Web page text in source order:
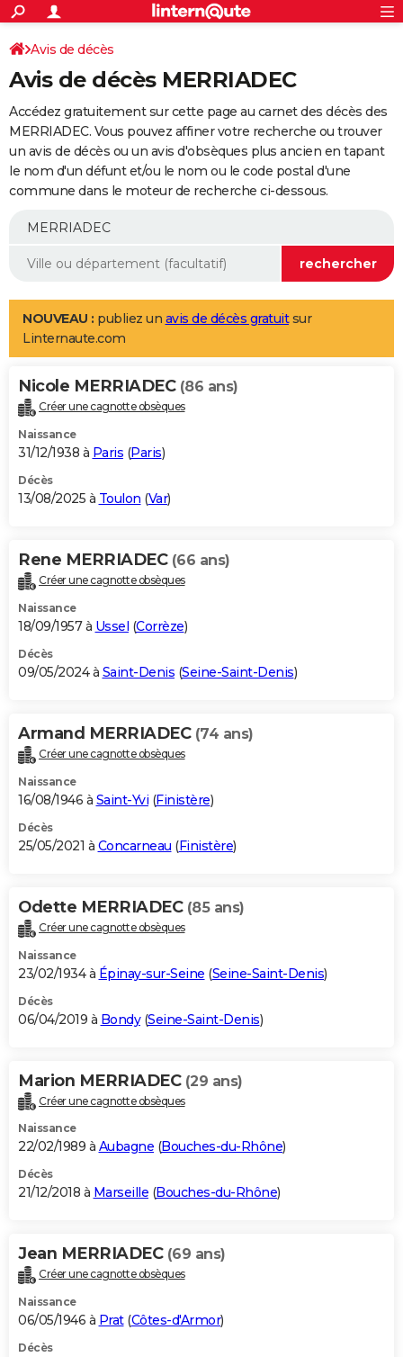
ACTUALITÉS
Politique
Société
Faits Divers
Education
Monde
Villes
+
SPORT
Coupe du monde 2026
Football
Tennis
Cyclisme
Rugby
Forum
Programme TV
TNT
Streaming
Cinéma
Sorties cinéma
Musique
+
FINANCE
Impôts
Immobilier
Risques naturels par ville
Banque
Assurance
Crédit
AUTO
Essais
Réserver un essai
Citadines
Berlines
SUV
Forum auto
+
Mobiles
Meilleur smartphone
Internet
Ordinateurs
Jeux vidéo
Guide high-tech
Aménagement intérieur
LIFESTYLE
Art de vivre
Bien-être
Loisirs
Mode
Modes de vie
Alimentation
Guide de la santé
Maladies
Médicaments
Sommeil
VOYAGE
Destinations
City break
Voyage nature
Voyage de noces
Forum
Climat
+PHOTO
GUIDES D'ACHAT
BONS PLANS
Carte de Noël
Carte Bonne année
Carte Saint-Valentin
Carte Pâques
Carte d'anniversaire
DICTIONNAIRE
Dictionnaire
Biographies
Citations
Expressions
Proverbes
PROGRAMME TV
S'inscrire
Se connecter
Lycées
Collèges
Primaires
Universités
Entreprises
Service militaire
Avis de recherche
AVIS DE DÉCÈS
Bricolage
Lifestyle
Culture
Sport
Auto
Television
Voyage
Cinema
Avis de décès
Avis de décès MERRIADEC
Accédez gratuitement sur cette page au carnet des décès des
MERRIADEC. Vous pouvez affiner votre recherche ou trouver
un avis de décès ou un avis d'obsèques plus ancien en tapant
le nom d'un défunt et/ou le nom ou le code postal d'une
commune dans le moteur de recherche ci-dessous.
NOUVEAU : publiez un avis de décès gratuitsur
Linternaute.com
Nicole MERRIADEC (86 ans)
Créer une cagnotte obsèques
Naissance
31/12/1938 à Paris (Paris)
Décès
13/08/2025 à Toulon (Var)
Rene MERRIADEC (66 ans)
Créer une cagnotte obsèques
Naissance
18/09/1957 à Ussel (Corrèze)
Décès
09/05/2024 à Saint-Denis (Seine-Saint-Denis)
Armand MERRIADEC (74 ans)
Créer une cagnotte obsèques
Naissance
16/08/1946 à Saint-Yvi (Finistère)
Décès
25/05/2021 à Concarneau (Finistère)
Odette MERRIADEC (85 ans)
Créer une cagnotte obsèques
Naissance
23/02/1934 à Épinay-sur-Seine (Seine-Saint-Denis)
Décès
06/04/2019 à Bondy(Seine-Saint-Denis)
Marion MERRIADEC (29 ans)
Créer une cagnotte obsèques
Naissance
22/02/1989 à Aubagne (Bouches-du-Rhône)
Décès
21/12/2018 à Marseille (Bouches-du-Rhône)
Jean MERRIADEC (69 ans)
Créer une cagnotte obsèques
Naissance
06/05/1946 à Prat(Côtes-d'Armor)
Décès